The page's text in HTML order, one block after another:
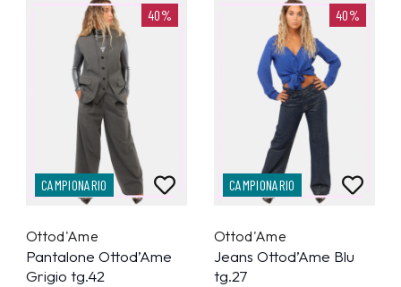
40%
CAMPIONARIO
Ottod'Ame
Pantalone Ottod’Ame
Grigio tg.42
40%
CAMPIONARIO
Ottod'Ame
Jeans Ottod’Ame Blu
tg.27